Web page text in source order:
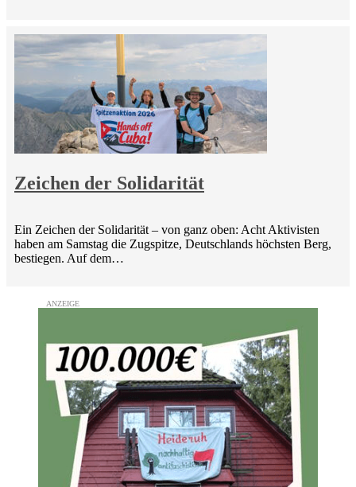
Zeichen der Solidarität
Ein Zeichen der Solidarität – von ganz oben: Acht Aktivisten
haben am Samstag die Zugspitze, Deutschlands höchsten Berg,
bestiegen. Auf dem…